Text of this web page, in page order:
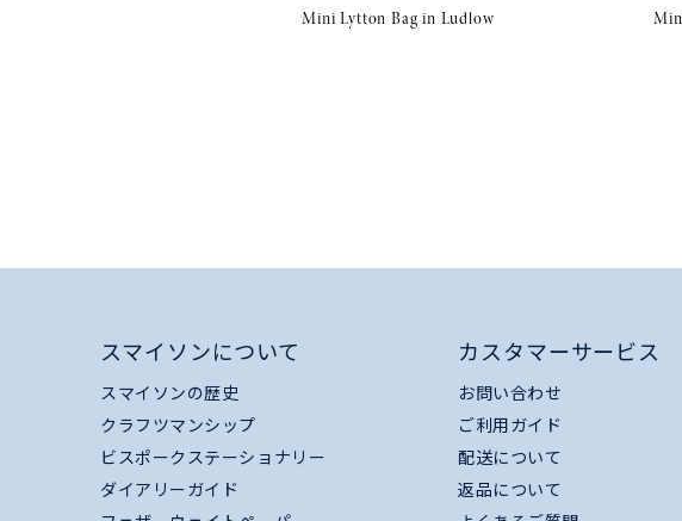
Mini Lytton Bag in Ludlow
スマイソンについて
スマイソンの歴史
クラフツマンシップ
ビスポークステーショナリー
ダイアリーガイド
カスタマーサービス
お問い合わせ
ご利用ガイド
配送について
返品について